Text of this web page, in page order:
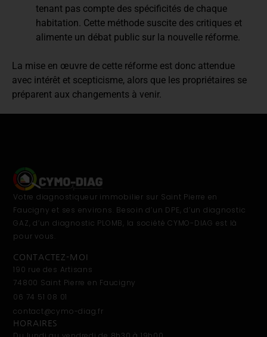
tenant pas compte des spécificités de chaque
habitation. Cette méthode suscite des critiques et
alimente un débat public sur la nouvelle réforme.
La mise en œuvre de cette réforme est donc attendue
avec intérêt et scepticisme, alors que les propriétaires se
préparent aux changements à venir.
Votre diagnostiqueur immobilier sur Saint Pierre en
Faucigny et ses environs. Besoin d’un DPE, d’un diagnostic
GAZ, d’un diagnostic PLOMB, la société CYMO-DIAG est là
pour vous.
CONTACTEZ-MOI
190 rue des Artisans
74800 Saint Pierre en Faucigny
06 74 51 08 01
contact@cymo-diag.fr
HORAIRES